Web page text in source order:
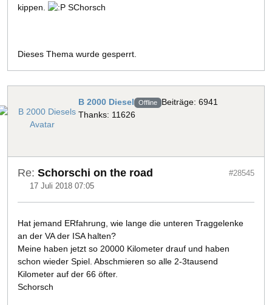
kippen.
SChorsch
Dieses Thema wurde gesperrt.
B 2000 Diesel Offline Beiträge: 6941
Thanks: 11626
Re: Schorschi on the road
17 Juli 2018 07:05
#28545
Hat jemand ERfahrung, wie lange die unteren Traggelenke
an der VA der ISA halten?
Meine haben jetzt so 20000 Kilometer drauf und haben
schon wieder Spiel. Abschmieren so alle 2-3tausend
Kilometer auf der 66 öfter.
Schorsch